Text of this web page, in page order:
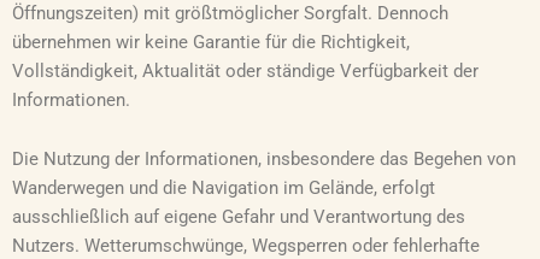
Öffnungszeiten) mit größtmöglicher Sorgfalt. Dennoch
übernehmen wir keine Garantie für die Richtigkeit,
Vollständigkeit, Aktualität oder ständige Verfügbarkeit der
Informationen.
Die Nutzung der Informationen, insbesondere das Begehen von
Wanderwegen und die Navigation im Gelände, erfolgt
ausschließlich auf eigene Gefahr und Verantwortung des
Nutzers. Wetterumschwünge, Wegsperren oder fehlerhafte